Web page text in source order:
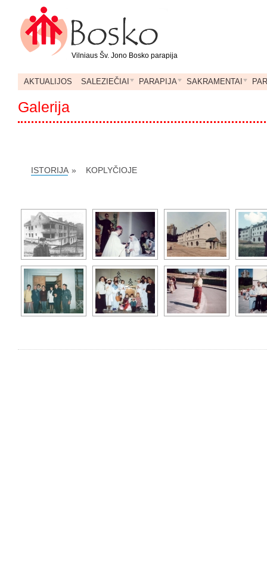
Vilniaus Šv. Jono Bosko parapija
AKTUALIJOS SALEZIEČIAI PARAPIJA SAKRAMENTAI
Galerija
ISTORIJA » KOPLYČIOJE